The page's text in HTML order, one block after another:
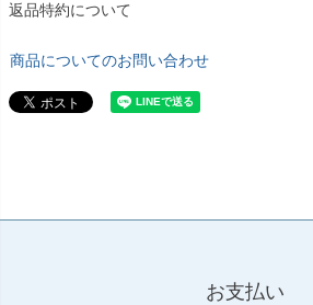
返品特約について
商品についてのお問い合わせ
お支払い